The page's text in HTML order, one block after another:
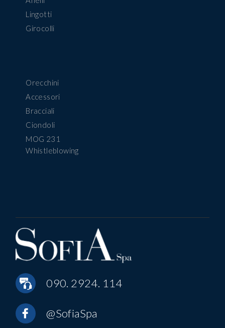
Lingotti
Girocolli
Orecchini
Accessori
Bracciali
Ciondoli
MOG 231
Whistleblowing
090. 2924. 114
@SofiaSpa